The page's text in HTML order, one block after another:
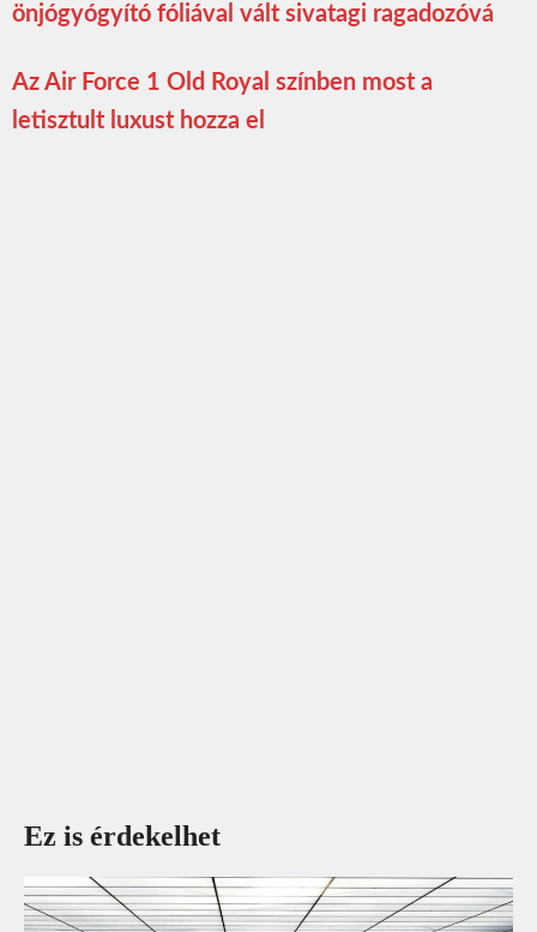
önjógyógyító fóliával vált sivatagi ragadozóvá
Az Air Force 1 Old Royal színben most a
letisztult luxust hozza el
Ez is érdekelhet